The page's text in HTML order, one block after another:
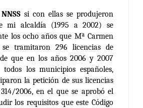
si con ellas se produjeron
mi alcaldía (1995 a 2002) se
los ocho años que Mª Carmen
tramitaron 296 licencias de
que en los años 2006 y 2007
los municipios españoles,
la petición de sus licencias
2006, en el que se aprobó el
los requisitos que este Código